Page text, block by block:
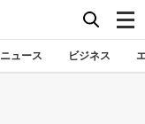
ニュース ビジネス